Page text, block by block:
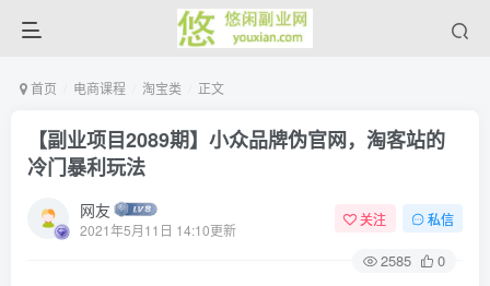
首页 电商课程 淘宝类 正文
【副业项目2089期】小众品牌伪官网，淘客站的
冷门暴利玩法
网友
2021年5月11日 14:10更新
关注 私信
2585 0